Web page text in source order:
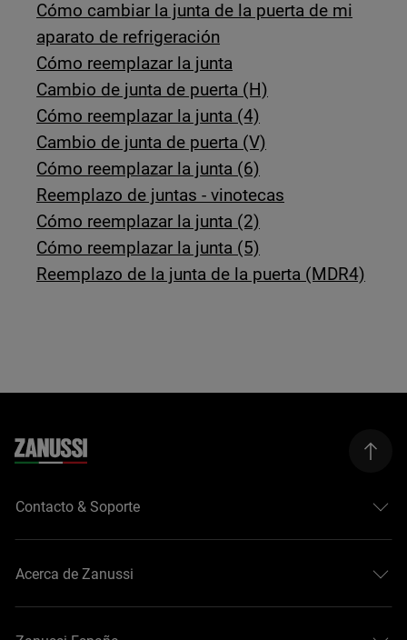
Cómo cambiar la junta de la puerta de mi
aparato de refrigeración
Cómo reemplazar la junta
Cambio de junta de puerta (H)
Cómo reemplazar la junta (4)
Cambio de junta de puerta (V)
Cómo reemplazar la junta (6)
Reemplazo de juntas - vinotecas
Cómo reemplazar la junta (2)
Cómo reemplazar la junta (5)
Reemplazo de la junta de la puerta (MDR4)
Contacto & Soporte
Acerca de Zanussi